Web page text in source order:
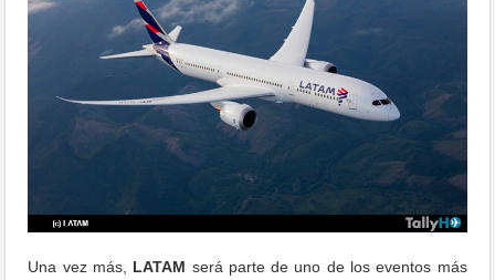
Una vez más, LATAM será parte de uno de los eventos más